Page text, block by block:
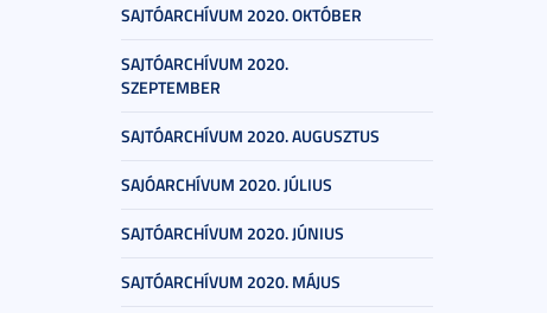
SAJTÓARCHÍVUM 2020. OKTÓBER
SAJTÓARCHÍVUM 2020.
SZEPTEMBER
SAJTÓARCHÍVUM 2020. AUGUSZTUS
SAJÓARCHÍVUM 2020. JÚLIUS
SAJTÓARCHÍVUM 2020. JÚNIUS
SAJTÓARCHÍVUM 2020. MÁJUS